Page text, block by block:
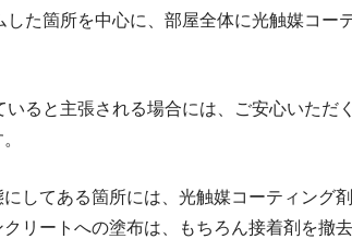
た箇所を中心に、部屋全体に光触媒コー
ると主張される場合には、ご安心いただ
してある箇所には、光触媒コーティング
リートへの塗布は、もちろん接着剤を撤